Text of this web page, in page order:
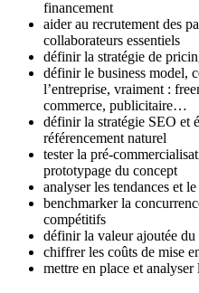
financement
aider au recrutement des
collaborateurs essentiels
définir la stratégie de
définir le business model,
l’entreprise, vraiment :
commerce, publicitaire…
définir la stratégie SEO et
référencement naturel
tester la pré-
prototypage du concept
analyser les tendances et
benchmarker la
compétitifs
définir la valeur ajoutée
chiffrer les coûts de mise
mettre en place et